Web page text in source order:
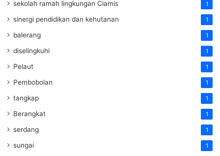
sekolah ramah lingkungan Ciamis 1
sinergi pendidikan dan kehutanan 1
balerang 1
diselingkuhi 1
Pelaut 1
Pembobolan 1
tangkap 1
Berangkat 1
serdang 1
sungai 1